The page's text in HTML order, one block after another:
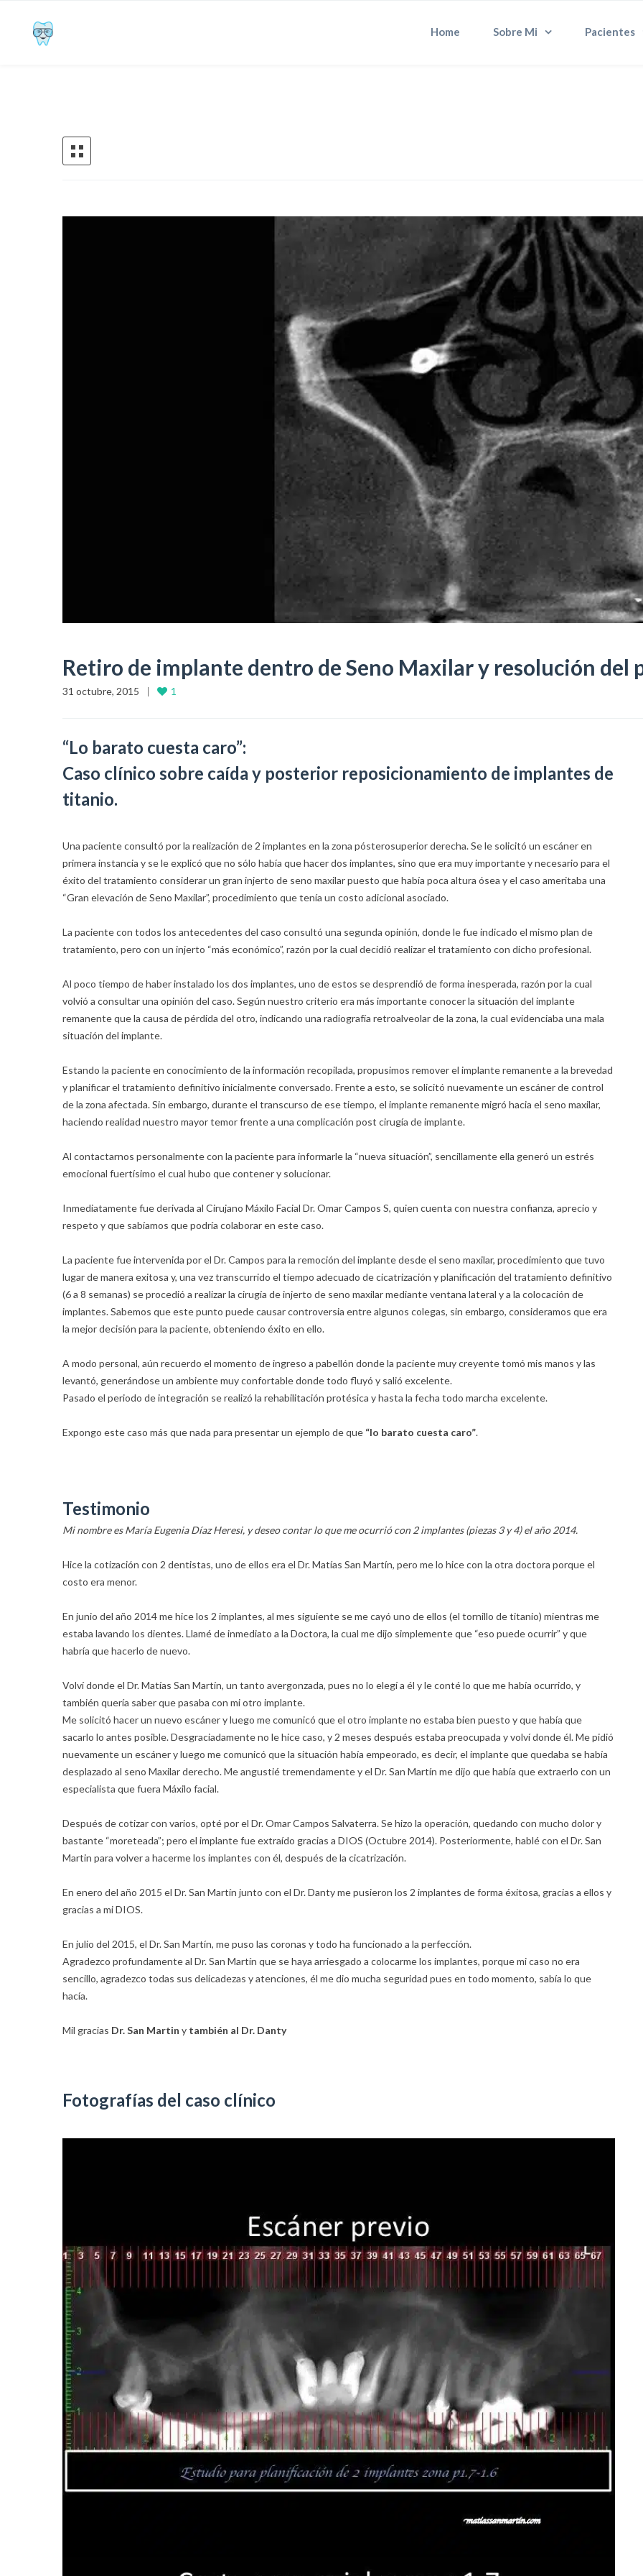
Home Sobre Mi Pacientes
Retiro de implante dentro de Seno Maxilar y resolución del
31 octubre, 2015 1
“Lo barato cuesta caro”:
Caso clínico sobre caída y posterior reposicionamiento de implantes de
titanio.
Una paciente consultó por la realización de 2 implantes en la zona pósterosuperior derecha. Se le solicitó un escáner en
primera instancia y se le explicó que no sólo había que hacer dos implantes, sino que era muy importante y necesario para el
éxito del tratamiento considerar un gran injerto de seno maxilar puesto que había poca altura ósea y el caso ameritaba una
“Gran elevación de Seno Maxilar”, procedimiento que tenía un costo adicional asociado.
La paciente con todos los antecedentes del caso consultó una segunda opinión, donde le fue indicado el mismo plan de
tratamiento, pero con un injerto “más económico”, razón por la cual decidió realizar el tratamiento con dicho profesional.
Al poco tiempo de haber instalado los dos implantes, uno de estos se desprendió de forma inesperada, razón por la cual
volvió a consultar una opinión del caso. Según nuestro criterio era más importante conocer la situación del implante
remanente que la causa de pérdida del otro, indicando una radiografía retroalveolar de la zona, la cual evidenciaba una mala
situación del implante.
Estando la paciente en conocimiento de la información recopilada, propusimos remover el implante remanente a la brevedad
y planificar el tratamiento definitivo inicialmente conversado. Frente a esto, se solicitó nuevamente un escáner de control
de la zona afectada. Sin embargo, durante el transcurso de ese tiempo, el implante remanente migró hacia el seno maxilar,
haciendo realidad nuestro mayor temor frente a una complicación post cirugía de implante.
Al contactarnos personalmente con la paciente para informarle la “nueva situación”, sencillamente ella generó un estrés
emocional fuertísimo el cual hubo que contener y solucionar.
Inmediatamente fue derivada al Cirujano Máxilo Facial Dr. Omar Campos S, quien cuenta con nuestra confianza, aprecio y
respeto y que sabíamos que podría colaborar en este caso.
La paciente fue intervenida por el Dr. Campos para la remoción del implante desde el seno maxilar, procedimiento que tuvo
lugar de manera exitosa y, una vez transcurrido el tiempo adecuado de cicatrización y planificación del tratamiento definitivo
(6 a 8 semanas) se procedió a realizar la cirugía de injerto de seno maxilar mediante ventana lateral y a la colocación de
implantes. Sabemos que este punto puede causar controversia entre algunos colegas, sin embargo, consideramos que era
la mejor decisión para la paciente, obteniendo éxito en ello.
A modo personal, aún recuerdo el momento de ingreso a pabellón donde la paciente muy creyente tomó mis manos y las
levantó, generándose un ambiente muy confortable donde todo fluyó y salió excelente.
Pasado el periodo de integración se realizó la rehabilitación protésica y hasta la fecha todo marcha excelente.
Expongo este caso más que nada para presentar un ejemplo de que “lo barato cuesta caro”.
Testimonio
Mi nombre es María Eugenia Díaz Heresi, y deseo contar lo que me ocurrió con 2 implantes (piezas 3 y 4) el año 2014.
Hice la cotización con 2 dentistas, uno de ellos era el Dr. Matías San Martín, pero me lo hice con la otra doctora porque el
costo era menor.
En junio del año 2014 me hice los 2 implantes, al mes siguiente se me cayó uno de ellos (el tornillo de titanio) mientras me
estaba lavando los dientes. Llamé de inmediato a la Doctora, la cual me dijo simplemente que “eso puede ocurrir” y que
habría que hacerlo de nuevo.
Volví donde el Dr. Matías San Martín, un tanto avergonzada, pues no lo elegí a él y le conté lo que me había ocurrido, y
también quería saber que pasaba con mi otro implante.
Me solicitó hacer un nuevo escáner y luego me comunicó que el otro implante no estaba bien puesto y que había que
sacarlo lo antes posible. Desgraciadamente no le hice caso, y 2 meses después estaba preocupada y volví donde él. Me pidió
nuevamente un escáner y luego me comunicó que la situación había empeorado, es decir, el implante que quedaba se había
desplazado al seno Maxilar derecho. Me angustié tremendamente y el Dr. San Martín me dijo que había que extraerlo con un
especialista que fuera Máxilo facial.
Después de cotizar con varios, opté por el Dr. Omar Campos Salvaterra. Se hizo la operación, quedando con mucho dolor y
bastante “moreteada”; pero el implante fue extraído gracias a DIOS (Octubre 2014). Posteriormente, hablé con el Dr. San
Martin para volver a hacerme los implantes con él, después de la cicatrización.
En enero del año 2015 el Dr. San Martín junto con el Dr. Danty me pusieron los 2 implantes de forma éxitosa, gracias a ellos y
gracias a mi DIOS.
En julio del 2015, el Dr. San Martín, me puso las coronas y todo ha funcionado a la perfección.
Agradezco profundamente al Dr. San Martín que se haya arriesgado a colocarme los implantes, porque mi caso no era
sencillo, agradezco todas sus delicadezas y atenciones, él me dio mucha seguridad pues en todo momento, sabía lo que
hacía.
Mil gracias Dr. San Martin y también al Dr. Danty
Fotografías del caso clínico